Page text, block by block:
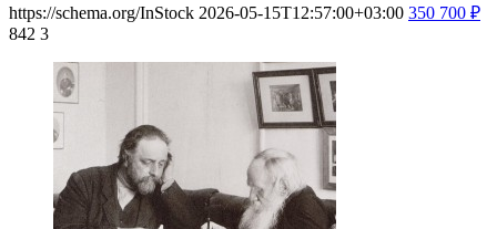
https://schema.org/InStock 2026-05-15T12:57:00+03:00 350 700 ₽
842 3